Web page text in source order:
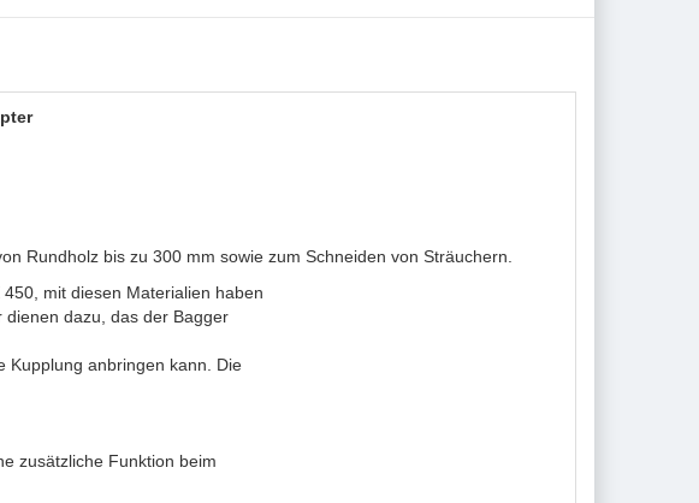
Rundholz bis zu 300 mm sowie zum Schneiden von Sträuchern.
mit diesen Materialien haben
dazu, das der Bagger
Kupplung anbringen kann. Die
zusätzliche Funktion beim